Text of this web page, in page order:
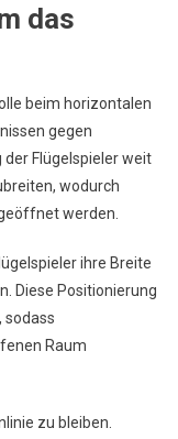
das
beim horizontalen
gegen
Flügelspieler weit
wodurch
werden.
ihre Breite
Diese Positionierung
sodass
Raum
zu bleiben.